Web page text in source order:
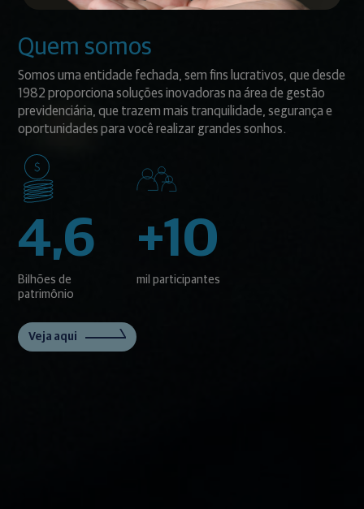
Quem somos
Somos uma entidade fechada, sem fins lucrativos, que desde
1982 proporciona soluções inovadoras na área de gestão
previdenciária, que trazem mais tranquilidade, segurança e
oportunidades para você realizar grandes sonhos.
4,6
Bilhões de
patrimônio
+10
mil participantes
Veja aqui